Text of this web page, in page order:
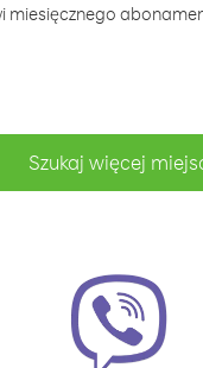
Szukaj więcej